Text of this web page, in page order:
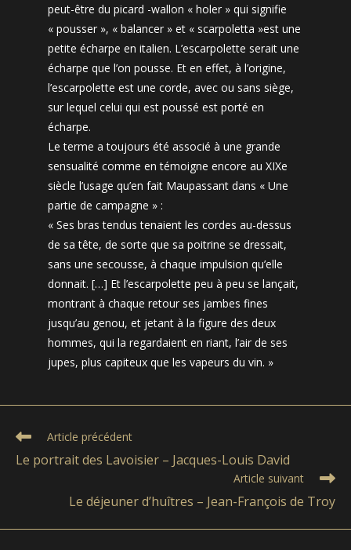
peut-être du picard -wallon « holer » qui signifie
« pousser », « balancer » et « scarpoletta »est une
petite écharpe en italien. L’escarpolette serait une
écharpe que l’on pousse. Et en effet, à l’origine,
l’escarpolette est une corde, avec ou sans siège,
sur lequel celui qui est poussé est porté en
écharpe.
Le terme a toujours été associé à une grande
sensualité comme en témoigne encore au XIXe
siècle l’usage qu’en fait Maupassant dans « Une
partie de campagne » :
« Ses bras tendus tenaient les cordes au-dessus
de sa tête, de sorte que sa poitrine se dressait,
sans une secousse, à chaque impulsion qu’elle
donnait. […] Et l’escarpolette peu à peu se lançait,
montrant à chaque retour ses jambes fines
jusqu’au genou, et jetant à la figure des deux
hommes, qui la regardaient en riant, l’air de ses
jupes, plus capiteux que les vapeurs du vin. »
Read
articles
Article précédent
Le portrait des Lavoisier – Jacques-Louis David
Article suivant
Le déjeuner d’huîtres – Jean-François de Troy